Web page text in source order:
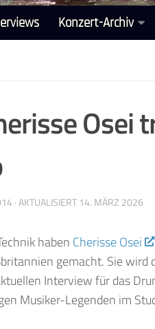
Konzert-Archiv
Osei
· AKTUALISIERT 14. MÄRZ 2026
haben Cherisse Osei
gemacht. Sie wird
Interview für das
Musiker-Legenden im